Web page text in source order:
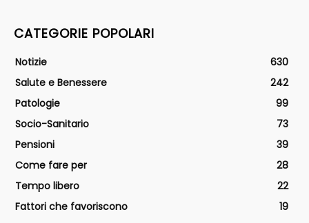
CATEGORIE POPOLARI
Notizie
630
Salute e Benessere
242
Patologie
99
Socio-Sanitario
73
Pensioni
39
Come fare per
28
Tempo libero
22
Fattori che favoriscono
19